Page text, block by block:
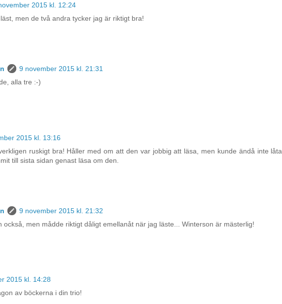
2015 kl. 12:24
men de två andra tycker jag är riktigt bra!
9 november 2015 kl. 21:31
alla tre :-)
2015 kl. 13:16
ruskigt bra! Håller med om att den var jobbig att läsa, men kunde ändå inte låta
till sista sidan genast läsa om den.
9 november 2015 kl. 21:32
också, men mådde riktigt dåligt emellanåt när jag läste... Winterson är mästerlig!
2015 kl. 14:28
av böckerna i din trio!